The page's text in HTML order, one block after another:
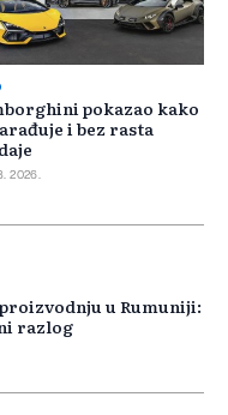
pokazao kako
i bez rasta
2026.
u Rumuniji:
razlog